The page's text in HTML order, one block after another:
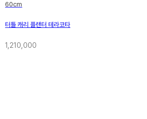
60cm
터틀 캐리 플랜터 테라코타
1,210,000